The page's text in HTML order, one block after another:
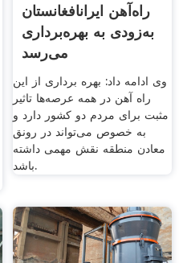
راه‌آهن ایرانافغانستان
به‌زودی به بهره‌برداری
می‌رسد
وی ادامه داد: بهره برداری از این
راه آهن در همه عرصه‌ها تاثیر
مثبت برای مردم دو کشور دارد و
به خصوص می‌تواند در رونق
معادن منطقه نقش مهمی داشته
باشد.